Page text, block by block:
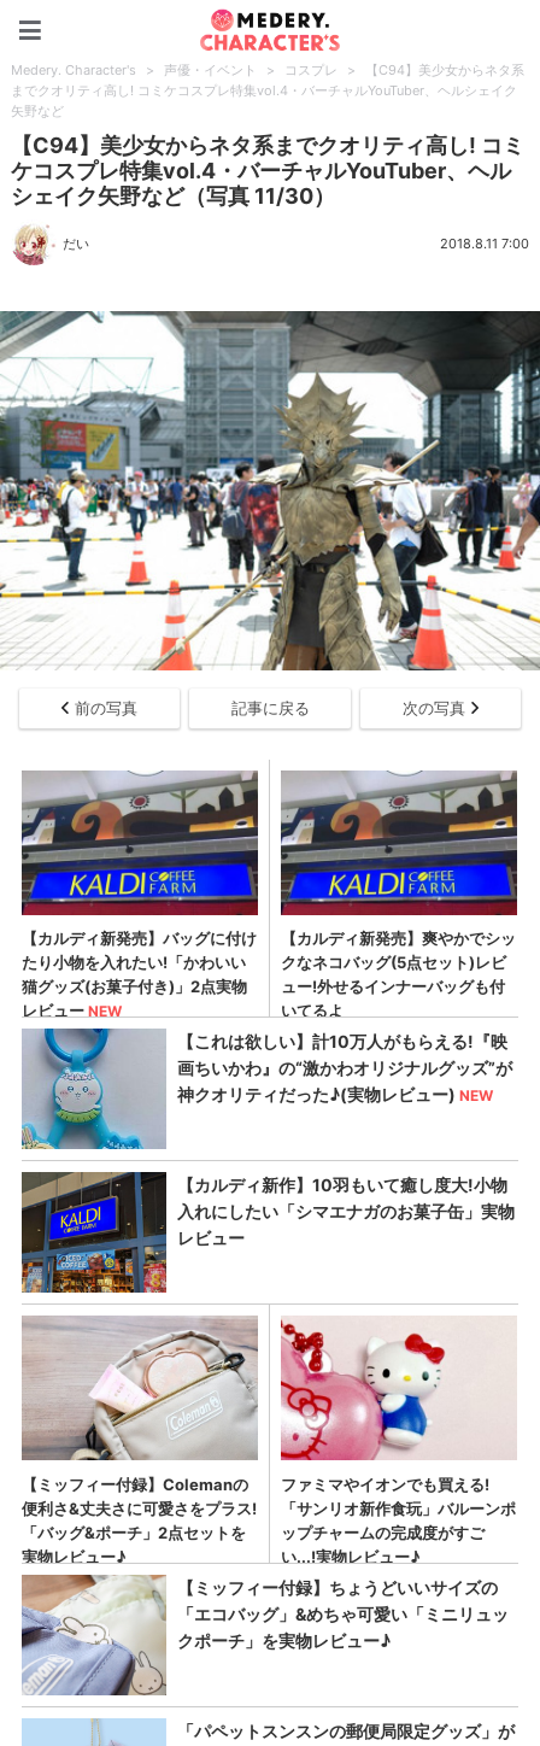
Medery. Character's > 声優・イベント > コスプレ >
【C94】美少女からネタ系
までクオリティ高し! コミケコスプレ特集vol.4・バーチャルYouTuber、ヘルシェイク
矢野など
【C94】美少女からネタ系までクオリティ高し! コミ
ケコスプレ特集vol.4・バーチャルYouTuber、ヘル
シェイク矢野など（写真 11/30）
だい 2018.8.11 7:00
前の写真 記事に戻る 次の写真